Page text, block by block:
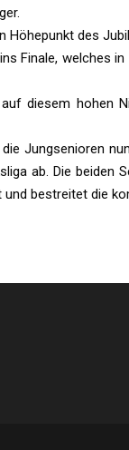
Höhepunkt des
Finale, welches
diesem hohen
Jungsenioren
ab. Die
bestreitet die